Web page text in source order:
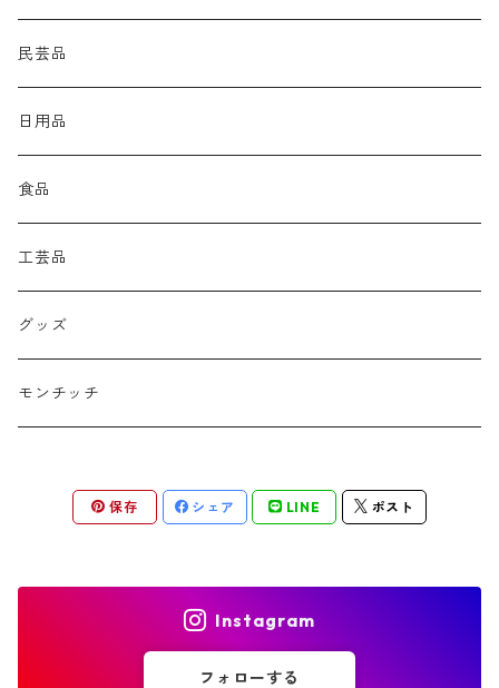
民芸品
日用品
食品
工芸品
グッズ
モンチッチ
保存 シェア LINE ポスト
Instagram
フォローする